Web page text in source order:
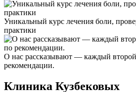
Уникальный курс лечения боли,
практики
О нас рассказывают — каждый
рекомендации.
Клиника Кузбековых